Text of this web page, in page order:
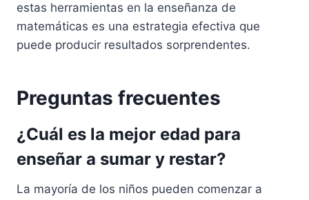
estas herramientas en la enseñanza de
matemáticas es una estrategia efectiva que
puede producir resultados sorprendentes.
Preguntas frecuentes
¿Cuál es la mejor edad para
enseñar a sumar y restar?
La mayoría de los niños pueden comenzar a